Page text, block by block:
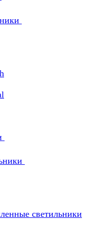
светильники